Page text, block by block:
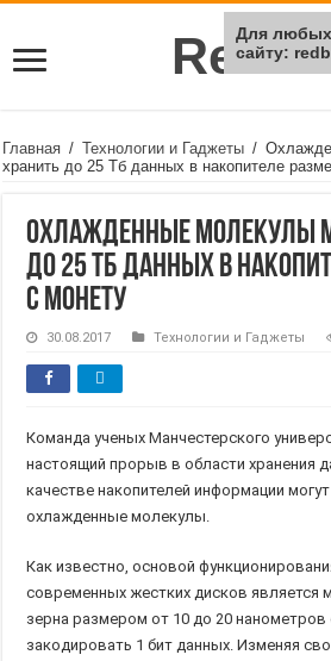
Rei
Главная / Технологии и Гаджеты /
хранить до 25 Тб данных в накопителе
Охлажденные молекулы
до 25 Тб данных в
с монету
30.08.2017 Технологии и Гаджеты
Команда ученых Манчестерского
настоящий прорыв в области хранения
качестве накопителей информации
охлажденные молекулы.
Как известно, основой
современных жестких дисков является
зерна размером от 10 до 20 нанометров
закодировать 1 бит данных. Изменяя
Для
сайту: